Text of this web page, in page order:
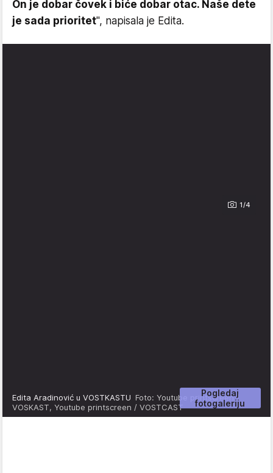
On je dobar čovek i biće dobar otac. Naše dete
je sada prioritet", napisala je Edita.
1/4
Pogledaj
fotogaleriju
Edita Aradinović u VOSTKASTU Foto: Youtube printscreen /
VOSKAST, Youtube printscreen / VOSTCAST